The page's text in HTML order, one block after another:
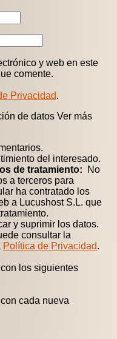
y web en este
comente.
Privacidad.
de datos Ver más
del interesado.
de tratamiento: No
a terceros para
ha contratado los
a Lucushost S.L. que
y suprimir los datos.
consultar la
Política de Privacidad.
los siguientes
cada nueva